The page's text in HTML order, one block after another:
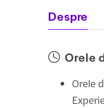
Despre
Orele
Orele